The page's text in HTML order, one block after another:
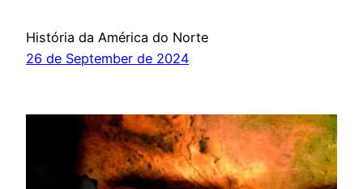
História da América do Norte
26 de September de 2024